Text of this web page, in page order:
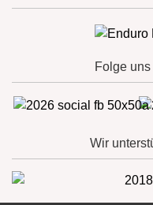
Folge
Wir